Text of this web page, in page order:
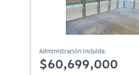
Administración incluida:
$60,699,000